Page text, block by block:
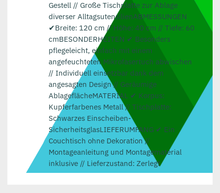
Gestell // Große Tischplatte zur Ablage
diverser AlltagsutensilienABMESSUNGEN
✔Breite: 120 cm // Höhe: 40 cm // Tiefe: 60
cmBESONDERHEITEN ✔ Besonders
pflegeleicht, einfach mit einem
angefeuchteten Mikrofasertuch abwischen
// Individuell einsetzbar dank dem
angesagten Design // Geräumige
AblageflächeMATERIAL ✔ Korpus:
Kupferfarbenes Metall // Tischplatte:
Schwarzes Einscheiben-
SicherheitsglasLIEFERUMFANG ✔ Ein
Couchtisch ohne Dekoration //
Montageanleitung und Montagematerial
inklusive // Lieferzustand: Zerlegt